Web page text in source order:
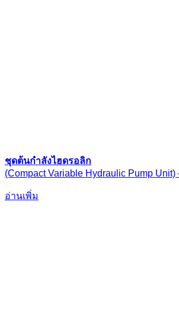
ชุดต้นกำลังไฮดรอลิก
(Compact Variable Hydraulic Pump Unit)
อ่านเพิ่ม